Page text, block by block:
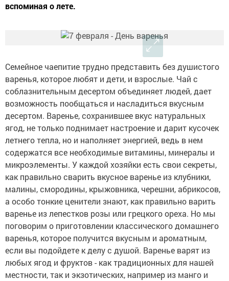
вспоминая о лете.
Семейное чаепитие трудно представить без душистого
варенья, которое любят и дети, и взрослые. Чай с
соблазнительным десертом объединяет людей, дает
возможность пообщаться и насладиться вкусным
десертом. Варенье, сохранившее вкус натуральных
ягод, не только поднимает настроение и дарит кусочек
летнего тепла, но и наполняет энергией, ведь в нем
содержатся все необходимые витамины, минералы и
микроэлементы. У каждой хозяйки есть свои секреты,
как правильно сварить вкусное варенье из клубники,
малины, смородины, крыжовника, черешни, абрикосов,
а особо тонкие ценители знают, как правильно варить
варенье из лепестков розы или грецкого ореха. Но мы
поговорим о приготовлении классического домашнего
варенья, которое получится вкусным и ароматным,
если вы подойдете к делу с душой. Варенье варят из
любых ягод и фруктов - как традиционных для нашей
местности, так и экзотических, например из манго и